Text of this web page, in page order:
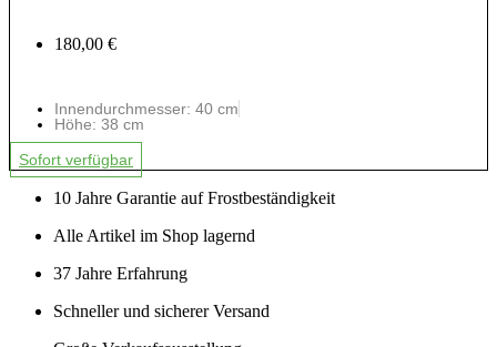
180,00 €
Innendurchmesser: 40 cm
Höhe: 38 cm
Sofort verfügbar
10 Jahre Garantie auf Frostbeständigkeit
Alle Artikel im Shop lagernd
37 Jahre Erfahrung
Schneller und sicherer Versand